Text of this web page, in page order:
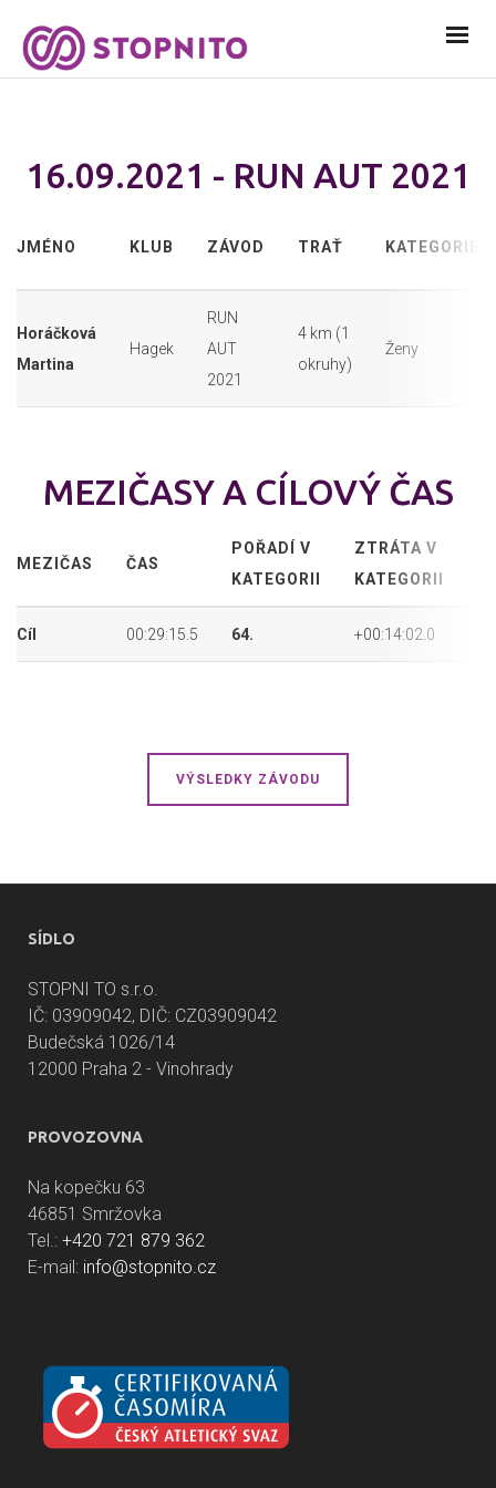
16.09.2021 - RUN AUT 2021
JMÉNO KLUB ZÁVOD TRAŤ KATEGORIE
Horáčková
Martina
Hagek
RUN
AUT
2021
4 km (1
okruhy)
Ženy
MEZIČASY A CÍLOVÝ ČAS
MEZIČAS ČAS
POŘADÍ V
KATEGORII
ZTRÁTA V
KATEGORII
Cíl 00:29:15.5 64. +00:14:02.0
VÝSLEDKY ZÁVODU
SÍDLO
STOPNI TO s.r.o.
IČ: 03909042, DIČ: CZ03909042
Budečská 1026/14
12000 Praha 2 - Vinohrady
PROVOZOVNA
Na kopečku 63
46851 Smržovka
Tel.: +420 721 879 362
E-mail: info@stopnito.cz